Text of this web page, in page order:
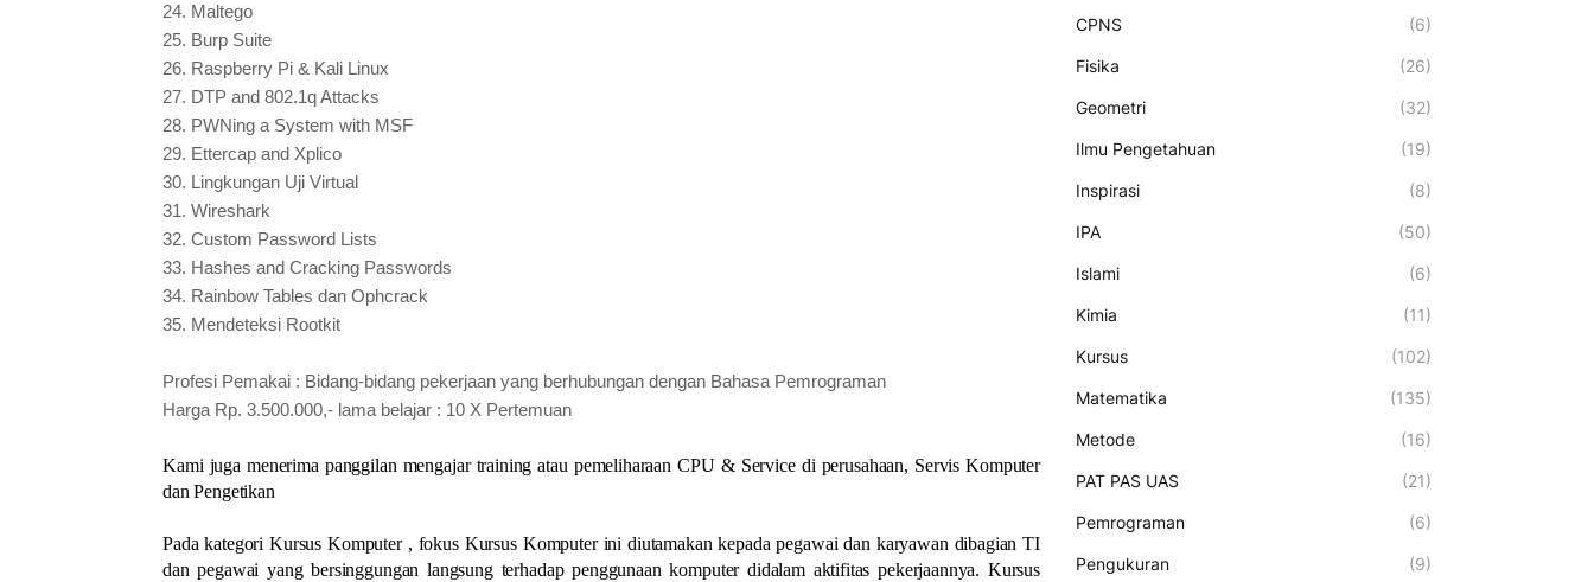
24. Maltego
25. Burp Suite
26. Raspberry Pi & Kali Linux
27. DTP and 802.1q Attacks
28. PWNing a System with MSF
29. Ettercap and Xplico
30. Lingkungan Uji Virtual
31. Wireshark
32. Custom Password Lists
33. Hashes and Cracking Passwords
34. Rainbow Tables dan Ophcrack
35. Mendeteksi Rootkit
Profesi Pemakai : Bidang-bidang pekerjaan yang berhubungan dengan Bahasa Pemrograman
Harga Rp. 3.500.000,- lama belajar : 10 X Pertemuan
Kami juga menerima panggilan mengajar training atau pemeliharaan CPU & Service di perusahaan, Servis Komputer
dan Pengetikan
Pada kategori Kursus Komputer , fokus Kursus Komputer ini diutamakan kepada pegawai dan karyawan dibagian TI
dan pegawai yang bersinggungan langsung terhadap penggunaan komputer didalam aktifitas pekerjaannya. Kursus
CPNS (6)
Fisika (26)
Geometri (32)
Ilmu Pengetahuan (19)
Inspirasi (8)
IPA (50)
Islami (6)
Kimia (11)
Kursus (102)
Matematika (135)
Metode (16)
PAT PAS UAS (21)
Pemrograman (6)
Pengukuran (9)